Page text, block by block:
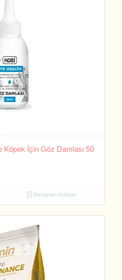
İçin Göz Damlası 50
Detayları Göster